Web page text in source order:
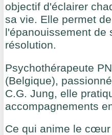
objectif d'éclairer
sa vie. Elle permet
l'épanouissement de
résolution.
Psychothérapeute
(Belgique),
C.G. Jung, elle
accompagnements
Ce qui anime le